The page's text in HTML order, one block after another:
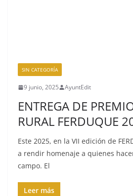
SIN CATEGORÍA
9 junio, 2025 AyuntEdit
ENTREGA DE
RURAL FERDUQUE
Este 2025, en la VII edición de
a rendir homenaje a quienes
campo. El
Leer más